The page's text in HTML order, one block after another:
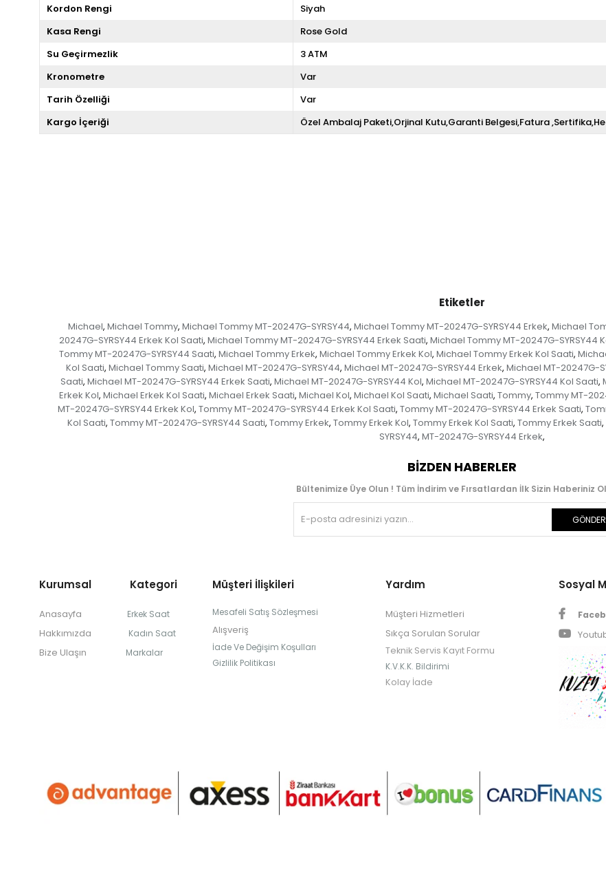
Kordon Rengi
Siyah
Kasa Rengi
Rose Gold
Su Geçirmezlik
3 ATM
Kronometre
Var
Tarih Özelliği
Var
Kargo İçeriği
Özel Ambalaj Paketi,Orjinal Kutu,Garanti Belgesi,Fatura
Etiketler
Michael, Michael Tommy, Michael Tommy MT-20247G-SYRSY44, Michael Tommy MT-20247G-SYRSY44 Erkek, Michael
20247G-SYRSY44 Erkek Kol Saati, Michael Tommy MT-20247G-SYRSY44 Erkek Saati, Michael Tommy MT-20247G-SYRSY44
Tommy MT-20247G-SYRSY44 Saati, Michael Tommy Erkek, Michael Tommy Erkek Kol, Michael Tommy Erkek Kol Saati,
Kol Saati, Michael Tommy Saati, Michael MT-20247G-SYRSY44, Michael MT-20247G-SYRSY44 Erkek, Michael MT-20247G-
Saati, Michael MT-20247G-SYRSY44 Erkek Saati, Michael MT-20247G-SYRSY44 Kol, Michael MT-20247G-SYRSY44 Kol Saati,
Erkek Kol, Michael Erkek Kol Saati, Michael Erkek Saati, Michael Kol, Michael Kol Saati, Michael Saati, Tommy, Tommy MT-
MT-20247G-SYRSY44 Erkek Kol, Tommy MT-20247G-SYRSY44 Erkek Kol Saati, Tommy MT-20247G-SYRSY44 Erkek Saati,
Kol Saati, Tommy MT-20247G-SYRSY44 Saati, Tommy Erkek, Tommy Erkek Kol, Tommy Erkek Kol Saati, Tommy Erkek Saati,
SYRSY44, MT-20247G-SYRSY44 Erkek,
BIZDEN HABERLER
Bültenimize Üye Olun ! Tüm İndirim ve Fırsatlardan İlk Sizin Haberiniz
GÖNDER
Kurumsal Kategori
Anasayfa Erkek Saat
Hakkımızda Kadın Saat
Bize Ulaşın Markalar
Müşteri İlişkileri
Mesafeli Satış Sözleşmesi
Alışveriş
İade Ve Değişim Koşulları
Gizlilik Politikası
Yardım
Müşteri Hizmetleri
Sıkça Sorulan Sorular
Teknik Servis Kayıt Formu
K.V.K.K. Bildirimi
Kolay İade
Sosyal